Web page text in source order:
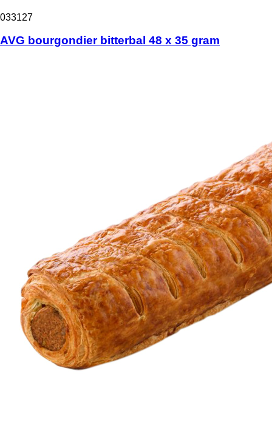
033127
AVG bourgondier bitterbal 48 x 35 gram